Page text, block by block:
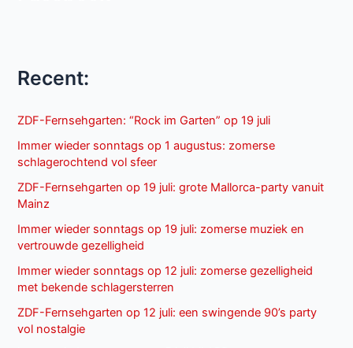
Recent:
ZDF-Fernsehgarten: “Rock im Garten” op 19 juli
Immer wieder sonntags op 1 augustus: zomerse
schlagerochtend vol sfeer
ZDF-Fernsehgarten op 19 juli: grote Mallorca-party vanuit
Mainz
Immer wieder sonntags op 19 juli: zomerse muziek en
vertrouwde gezelligheid
Immer wieder sonntags op 12 juli: zomerse gezelligheid
met bekende schlagersterren
ZDF-Fernsehgarten op 12 juli: een swingende 90’s party
vol nostalgie